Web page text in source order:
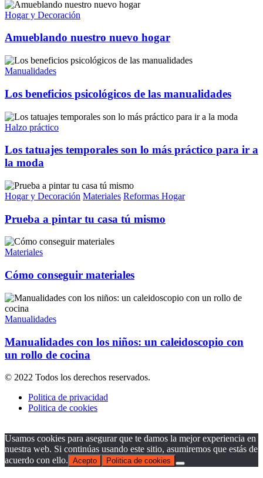
Hogar y Decoración
Amueblando nuestro nuevo hogar
Manualidades
Los beneficios psicológicos de las manualidades
Halzo práctico
Los tatuajes temporales son lo más práctico para ir a
la moda
Hogar y Decoración Materiales Reformas Hogar
Prueba a pintar tu casa tú mismo
Materiales
Cómo conseguir materiales
Manualidades
Manualidades con los niños: un caleidoscopio con
un rollo de cocina
© 2022 Todos los derechos reservados.
Politica de privacidad
Politica de cookies
Usamos cookies para asegurar que te damos la mejor experiencia en
nuestra web. Si continúas usando este sitio, asumiremos que estás de
acuerdo con ello. Acepto Politica de cookies